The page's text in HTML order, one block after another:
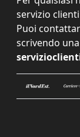
servizio
Puoi
scrivendo